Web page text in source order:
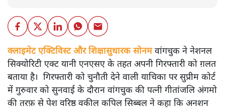
क्लाइमेट एक्टिविस्ट और शिक्षासुधारक सोनमवांगचुक ने नेशनल
सिक्योरिटी एक्ट यानी एनएसए के तहत अपनी गिरफ्तारी को ग़लत
बताया है। गिरफ्तारी को चुनौती देने वाली याचिका पर सुप्रीम कोर्ट
में गुरुवार को सुनवाई के दौरान वांगचुक की पत्नी गीतांजलि अंगमो
की तरफ़ से पेश वरिष्ठ वकील कपिल सिब्बल ने कहा कि अनशन